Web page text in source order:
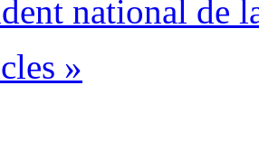
national de
»